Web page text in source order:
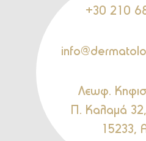
+30 210
Λεωφ.
Π. Καλαμά
15233,